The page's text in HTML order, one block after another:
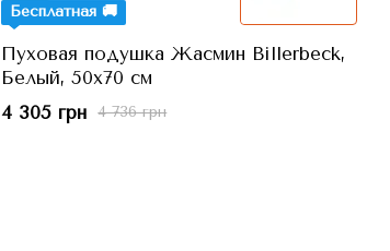
Бесплатная 🚚
Пуховая подушка Жасмин Billerbeck,
Белый, 50x70 см
4 736 грн
4 305 грн